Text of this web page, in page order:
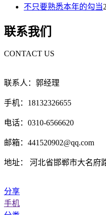
不只要熟悉本年的勾当
联系我们
CONTACT US
联系人：郭经理
手机：18132326655
电话：0310-6566620
邮箱：441520902@qq.com
地址： 河北省邯郸市大名府
分享
手机